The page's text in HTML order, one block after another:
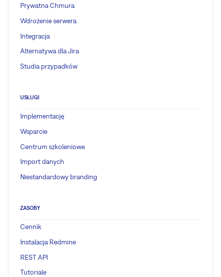
Prywatna Chmura
Wdrożenie serwera
Integracja
Alternatywa dla Jira
Studia przypadków
USŁUGI
Implementację
Wsparcie
Centrum szkoleniowe
Import danych
Niestandardowy branding
ZASOBY
Cennik
Instalacja Redmine
REST API
Tutoriale